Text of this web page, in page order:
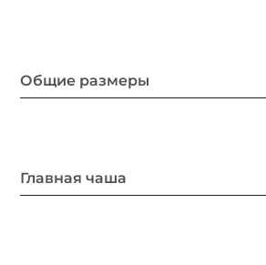
Общие размеры
Главная чаша